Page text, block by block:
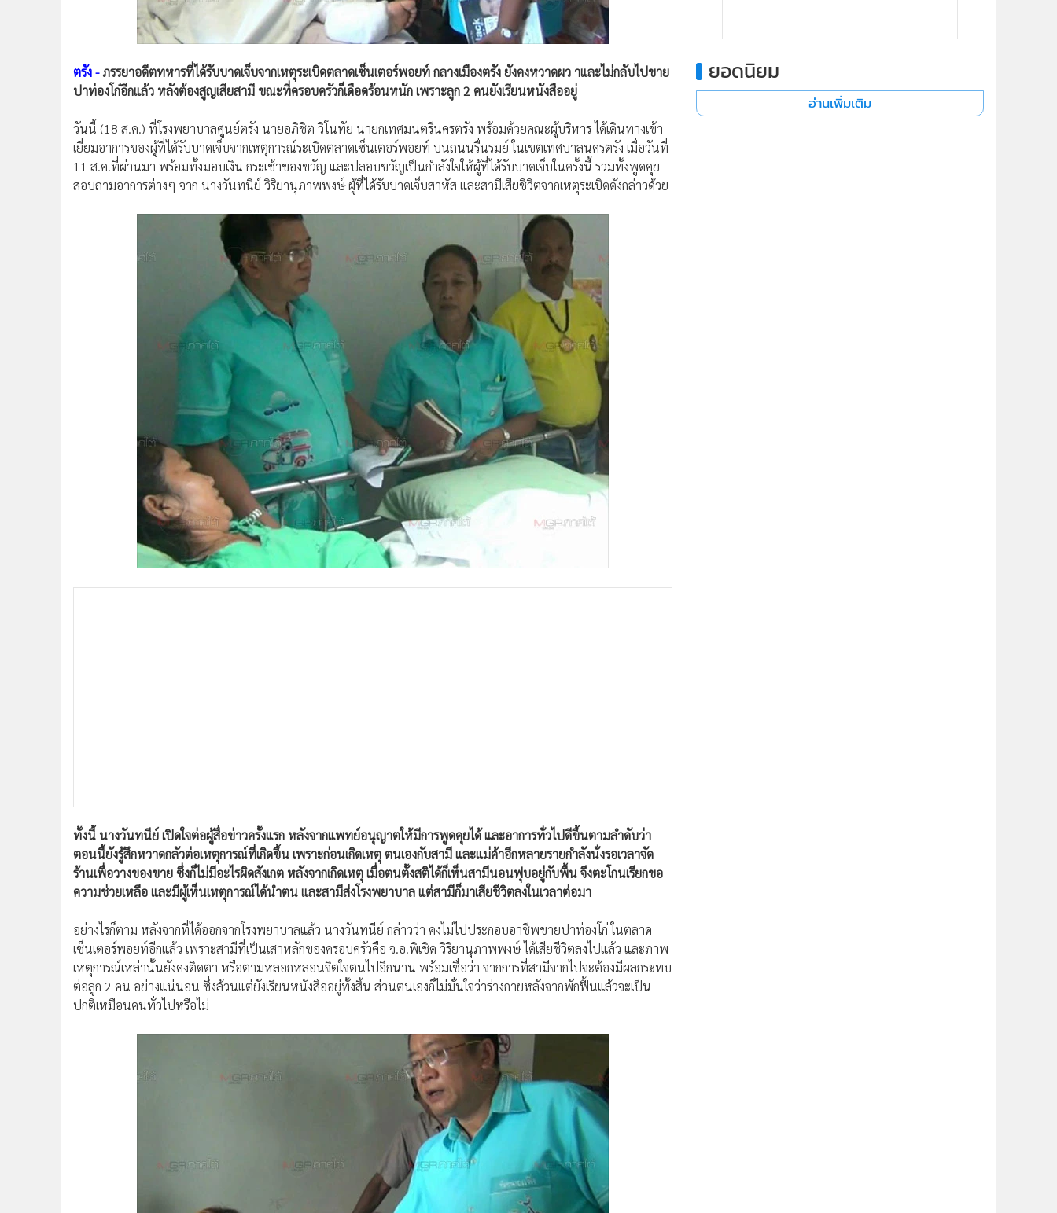
Gotomanager
ตรัง -ภรรยาอดีตทหารที่ได้รับบาดเจ็บจากเหตุระเบิดตลาดเซ็นเตอร์พอยท์ กลางเมืองตรัง ยังคงหวาดผว าและไม่กลับไปขาย
ปาท่องโก๋อีกแล้ว หลังต้องสูญเสียสามี ขณะที่ครอบครัวก็เดือดร้อนหนัก เพราะลูก 2 คนยังเรียนหนังสืออยู่
วันนี้ (18 ส.ค.) ที่โรงพยาบาลศูนย์ตรัง นายอภิชิต วิโนทัย นายกเทศมนตรีนครตรัง พร้อมด้วยคณะผู้บริหาร ได้เดินทางเข้า
เยี่ยมอาการของผู้ที่ได้รับบาดเจ็บจากเหตุการณ์ระเบิดตลาดเซ็นเตอร์พอยท์ บนถนนรื่นรมย์ ในเขตเทศบาลนครตรัง เมื่อวันที่
11 ส.ค.ที่ผ่านมา พร้อมทั้งมอบเงิน กระเช้าของขวัญ และปลอบขวัญเป็นกำลังใจให้ผู้ที่ได้รับบาดเจ็บในครั้งนี้ รวมทั้งพูดคุย
สอบถามอาการต่างๆ จาก นางวันทนีย์ วิริยานุภาพพงษ์ ผู้ที่ได้รับบาดเจ็บสาหัส และสามีเสียชีวิตจากเหตุระเบิดดังกล่าวด้วย
ทั้งนี้ นางวันทนีย์ เปิดใจต่อผู้สื่อข่าวครั้งแรก หลังจากแพทย์อนุญาตให้มีการพูดคุยได้ และอาการทั่วไปดีขึ้นตามลำดับว่า
ตอนนี้ยังรู้สึกหวาดกลัวต่อเหตุการณ์ที่เกิดขึ้น เพราะก่อนเกิดเหตุ ตนเองกับสามี และแม่ค้าอีกหลายรายกำลังนั่งรอเวลาจัด
ร้านเพื่อวางของขาย ซึ่งก็ไม่มีอะไรผิดสังเกต หลังจากเกิดเหตุ เมื่อตนตั้งสติได้ก็เห็นสามีนอนฟุบอยู่กับพื้น จึงตะโกนเรียกขอ
ความช่วยเหลือ และมีผู้เห็นเหตุการณ์ได้นำตน และสามีส่งโรงพยาบาล แต่สามีก็มาเสียชีวิตลงในเวลาต่อมา
อย่างไรก็ตาม หลังจากที่ได้ออกจากโรงพยาบาลแล้ว นางวันทนีย์ กล่าวว่า คงไม่ไปประกอบอาชีพขายปาท่องโก๋ ในตลาด
เซ็นเตอร์พอยท์อีกแล้ว เพราะสามีที่เป็นเสาหลักของครอบครัวคือ จ.อ.พิเชิด วิริยานุภาพพงษ์ ได้เสียชีวิตลงไปแล้ว และภาพ
เหตุการณ์เหล่านั้นยังคงติดตา หรือตามหลอกหลอนจิตใจตนไปอีกนาน พร้อมเชื่อว่า จากการที่สามีจากไปจะต้องมีผลกระทบ
ต่อลูก 2 คน อย่างแน่นอน ซึ่งล้วนแต่ยังเรียนหนังสืออยู่ทั้งสิ้น ส่วนตนเองก็ไม่มั่นใจว่าร่างกายหลังจากพักฟื้นแล้วจะเป็น
ปกติเหมือนคนทั่วไปหรือไม่
ยอดนิยม
อ่านเพิ่มเติม